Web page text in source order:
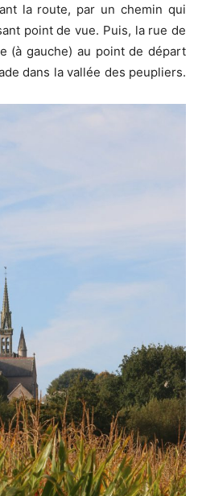
la route, par un chemin qui
point de vue. Puis, la rue de
(à gauche) au point de départ
dans la vallée des peupliers.